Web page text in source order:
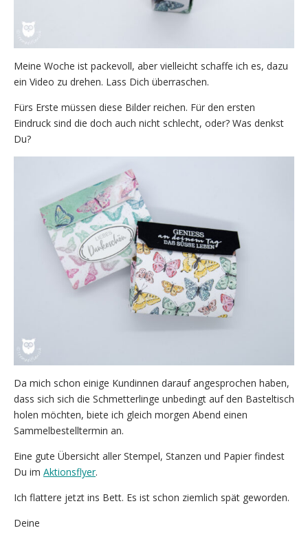
Meine Woche ist packevoll, aber vielleicht schaffe ich es, dazu
ein Video zu drehen. Lass Dich überraschen.
Fürs Erste müssen diese Bilder reichen. Für den ersten
Eindruck sind die doch auch nicht schlecht, oder? Was denkst
Du?
Da mich schon einige Kundinnen darauf angesprochen haben,
dass sich sich die Schmetterlinge unbedingt auf den Basteltisch
holen möchten, biete ich gleich morgen Abend einen
Sammelbestelltermin an.
Eine gute Übersicht aller Stempel, Stanzen und Papier findest
Du im Aktionsflyer.
Ich flattere jetzt ins Bett. Es ist schon ziemlich spät geworden.
Deine